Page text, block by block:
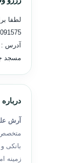
لطفا
آدرس :
مسجد
آرش
متخصص
زمینه